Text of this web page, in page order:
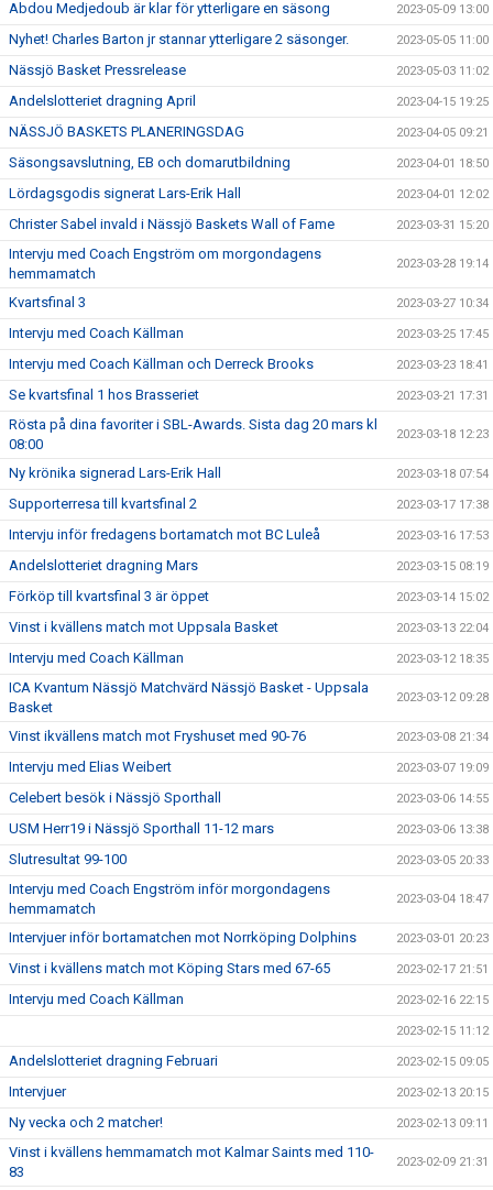
Abdou Medjedoub är klar för ytterligare en säsong 2023-05-09 13:00
Nyhet! Charles Barton jr stannar ytterligare 2 säsonger. 2023-05-05 11:00
Nässjö Basket Pressrelease 2023-05-03 11:02
Andelslotteriet dragning April 2023-04-15 19:25
NÄSSJÖ BASKETS PLANERINGSDAG 2023-04-05 09:21
Säsongsavslutning, EB och domarutbildning 2023-04-01 18:50
Lördagsgodis signerat Lars-Erik Hall 2023-04-01 12:02
Christer Sabel invald i Nässjö Baskets Wall of Fame 2023-03-31 15:20
Intervju med Coach Engström om morgondagens
hemmamatch
2023-03-28 19:14
Kvartsfinal 3 2023-03-27 10:34
Intervju med Coach Källman 2023-03-25 17:45
Intervju med Coach Källman och Derreck Brooks 2023-03-23 18:41
Se kvartsfinal 1 hos Brasseriet 2023-03-21 17:31
Rösta på dina favoriter i SBL-Awards. Sista dag 20 mars kl
08:00
2023-03-18 12:23
Ny krönika signerad Lars-Erik Hall 2023-03-18 07:54
Supporterresa till kvartsfinal 2 2023-03-17 17:38
Intervju inför fredagens bortamatch mot BC Luleå 2023-03-16 17:53
Andelslotteriet dragning Mars 2023-03-15 08:19
Förköp till kvartsfinal 3 är öppet 2023-03-14 15:02
Vinst i kvällens match mot Uppsala Basket 2023-03-13 22:04
Intervju med Coach Källman 2023-03-12 18:35
ICA Kvantum Nässjö Matchvärd Nässjö Basket - Uppsala
Basket
2023-03-12 09:28
Vinst ikvällens match mot Fryshuset med 90-76 2023-03-08 21:34
Intervju med Elias Weibert 2023-03-07 19:09
Celebert besök i Nässjö Sporthall 2023-03-06 14:55
USM Herr19 i Nässjö Sporthall 11-12 mars 2023-03-06 13:38
Slutresultat 99-100 2023-03-05 20:33
Intervju med Coach Engström inför morgondagens
hemmamatch
2023-03-04 18:47
Intervjuer inför bortamatchen mot Norrköping Dolphins 2023-03-01 20:23
Vinst i kvällens match mot Köping Stars med 67-65 2023-02-17 21:51
Intervju med Coach Källman 2023-02-16 22:15
2023-02-15 11:12
Andelslotteriet dragning Februari 2023-02-15 09:05
Intervjuer 2023-02-13 20:15
Ny vecka och 2 matcher! 2023-02-13 09:11
Vinst i kvällens hemmamatch mot Kalmar Saints med 110-
83
2023-02-09 21:31